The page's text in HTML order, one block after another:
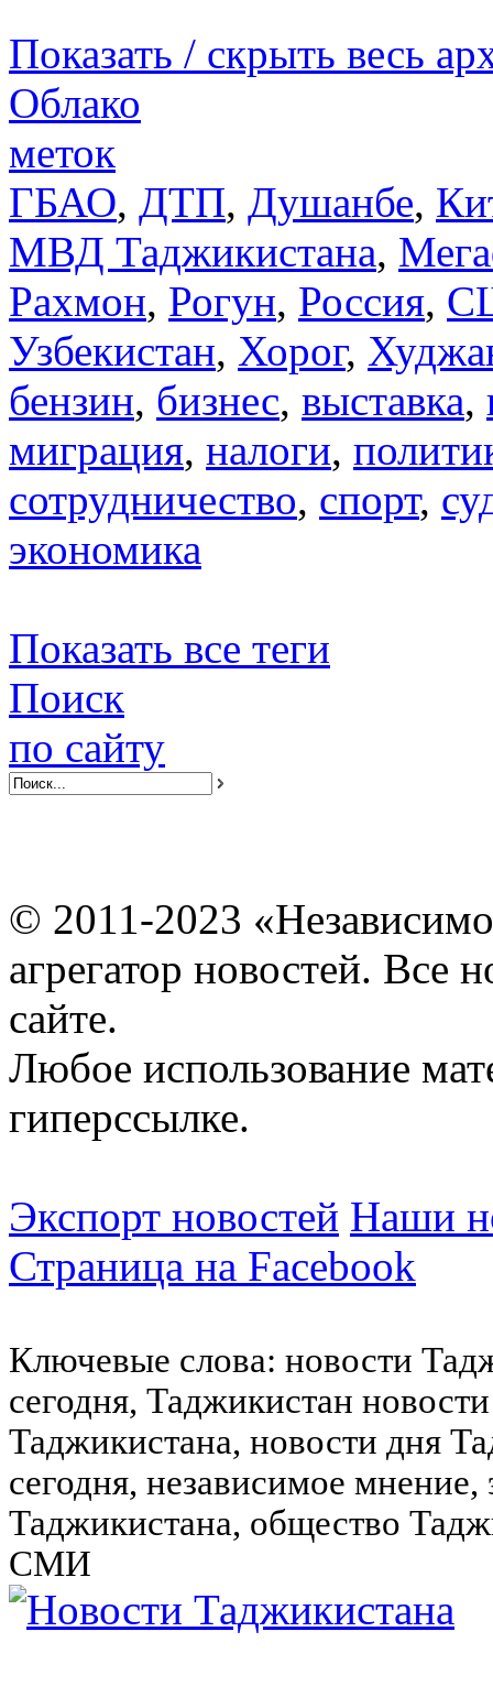
Показать / скрыть весь
Облако
меток
ГБАО, ДТП, Душанбе,
МВД Таджикистана,
Рахмон, Рогун, Россия,
Узбекистан, Хорог,
бензин, бизнес, выставка,
миграция, налоги,
сотрудничество, спорт,
экономика
Показать все теги
Поиск
по сайту
© 2011-2023
агрегатор новостей. Все
сайте.
Любое использование
гиперссылке.
Экспорт новостей Наши
Страница на Facebook
Ключевые слова: новости
сегодня, Таджикистан
Таджикистана, новости дня
сегодня, независимое
Таджикистана, общество
СМИ